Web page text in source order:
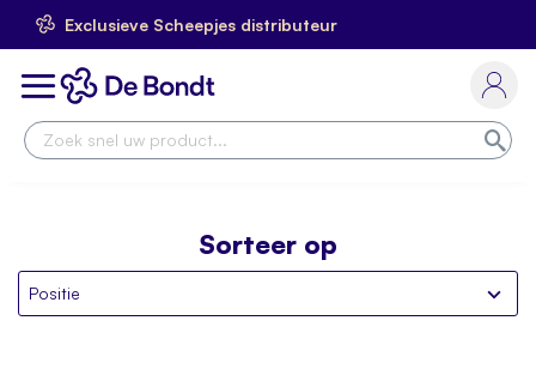
Exclusieve Scheepjes distributeur
Ga
naar
de
Toggle
Sorteer op